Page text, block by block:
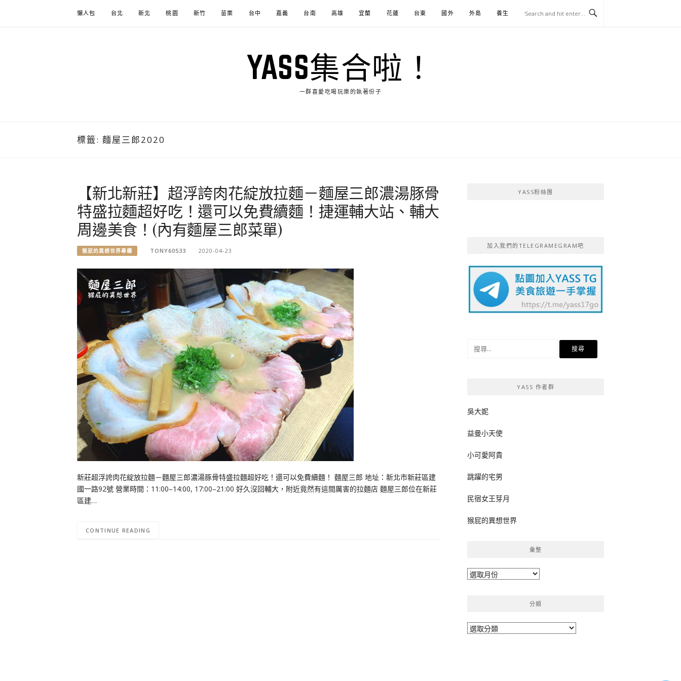
懶人包 台北 新北 桃園 新竹 苗栗 台中 嘉義 台南 高雄 宜蘭 花蓮 台東 國外 外島 養生 伴手禮
YASS集合啦！
一群喜愛吃喝玩樂的執著份子
標籤: 麵屋三郎2020
【新北新莊】超浮誇肉花綻放拉麵－麵屋三郎濃湯豚骨
特盛拉麵超好吃！還可以免費續麵！捷運輔大站、輔大
周邊美食！(內有麵屋三郎菜單)
猴屁的異想世界專欄 TONY60533 2020-04-23
新莊超浮誇肉花綻放拉麵－麵屋三郎濃湯豚骨特盛拉麵超好吃！還可以免費續麵！ 麵屋三郎 地址：新北市新莊區建
國一路92號 營業時間：11:00–14:00, 17:00–21:00 好久沒回輔大，附近竟然有這間厲害的拉麵店 麵屋三郎位在新莊
區建…
CONTINUE READING
YASS粉絲團
加入我們的TELEGRAMEGRAM吧
YASS 作者群
吳大妮
益曼小天使
小可愛阿貴
跳躍的宅男
民宿女王芽月
猴屁的異想世界
彙整
彙
分類
分